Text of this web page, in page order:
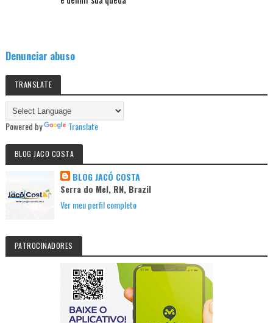
Denunciar abuso
TRANSLATE
Powered by Translate
BLOG JACO COSTA
BLOG JACÓ COSTA
Serra do Mel, RN, Brazil
Ver meu perfil completo
PATROCINADORES